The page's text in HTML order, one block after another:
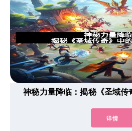
神秘力量降临：揭秘《圣域传
详情